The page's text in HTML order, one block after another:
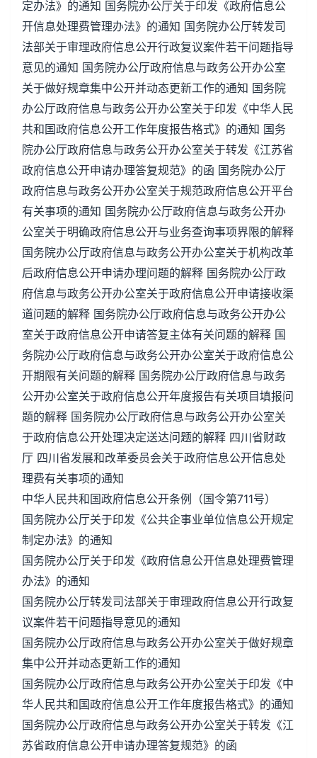
定办法》的通知 国务院办公厅关于印发《政府信息公
开信息处理费管理办法》的通知 国务院办公厅转发司
法部关于审理政府信息公开行政复议案件若干问题指导
意见的通知 国务院办公厅政府信息与政务公开办公室
关于做好规章集中公开并动态更新工作的通知 国务院
办公厅政府信息与政务公开办公室关于印发《中华人民
共和国政府信息公开工作年度报告格式》的通知 国务
院办公厅政府信息与政务公开办公室关于转发《江苏省
政府信息公开申请办理答复规范》的函 国务院办公厅
政府信息与政务公开办公室关于规范政府信息公开平台
有关事项的通知 国务院办公厅政府信息与政务公开办
公室关于明确政府信息公开与业务查询事项界限的解释
国务院办公厅政府信息与政务公开办公室关于机构改革
后政府信息公开申请办理问题的解释 国务院办公厅政
府信息与政务公开办公室关于政府信息公开申请接收渠
道问题的解释 国务院办公厅政府信息与政务公开办公
室关于政府信息公开申请答复主体有关问题的解释 国
务院办公厅政府信息与政务公开办公室关于政府信息公
开期限有关问题的解释 国务院办公厅政府信息与政务
公开办公室关于政府信息公开年度报告有关项目填报问
题的解释 国务院办公厅政府信息与政务公开办公室关
于政府信息公开处理决定送达问题的解释 四川省财政
厅 四川省发展和改革委员会关于政府信息公开信息处
理费有关事项的通知
中华人民共和国政府信息公开条例（国令第711号）
国务院办公厅关于印发《公共企事业单位信息公开规定
制定办法》的通知
国务院办公厅关于印发《政府信息公开信息处理费管理
办法》的通知
国务院办公厅转发司法部关于审理政府信息公开行政复
议案件若干问题指导意见的通知
国务院办公厅政府信息与政务公开办公室关于做好规章
集中公开并动态更新工作的通知
国务院办公厅政府信息与政务公开办公室关于印发《中
华人民共和国政府信息公开工作年度报告格式》的通知
国务院办公厅政府信息与政务公开办公室关于转发《江
苏省政府信息公开申请办理答复规范》的函